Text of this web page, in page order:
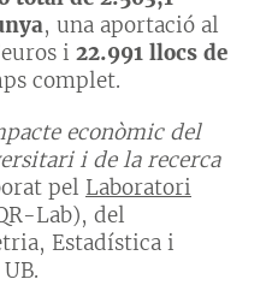
, una aportació al
i 22.991 llocs de
complet.
econòmic del
i de la recerca
pel Laboratori
Lab), del
Estadística i